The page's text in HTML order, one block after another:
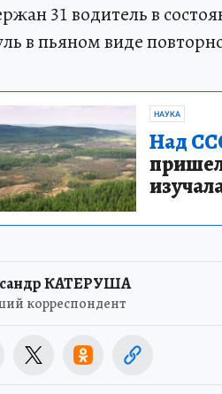
31 водитель в
в пьяном виде
НАУКА
Над
КАТЕРУША
корреспондент